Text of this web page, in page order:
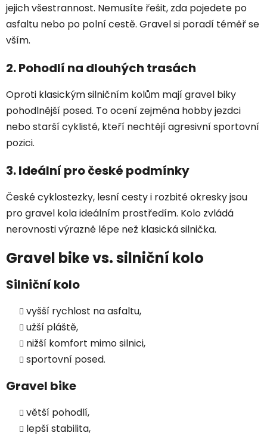
jejich všestrannost. Nemusíte řešit, zda pojedete po
asfaltu nebo po polní cestě. Gravel si poradí téměř se
vším.
2. Pohodlí na dlouhých trasách
Oproti klasickým silničním kolům mají gravel biky
pohodlnější posed. To ocení zejména hobby jezdci
nebo starší cyklisté, kteří nechtějí agresivní sportovní
pozici.
3. Ideální pro české podmínky
České cyklostezky, lesní cesty i rozbité okresky jsou
pro gravel kola ideálním prostředím. Kolo zvládá
nerovnosti výrazně lépe než klasická silnička.
Gravel bike vs. silniční kolo
Silniční kolo
vyšší rychlost na asfaltu,
užší pláště,
nižší komfort mimo silnici,
sportovní posed.
Gravel bike
větší pohodlí,
lepší stabilita,